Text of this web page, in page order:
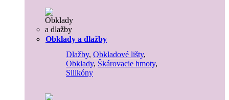
Obklady a dlažby
Dlažby, Obkladové lišty,
Obklady, Škárovacie hmoty,
Silikóny